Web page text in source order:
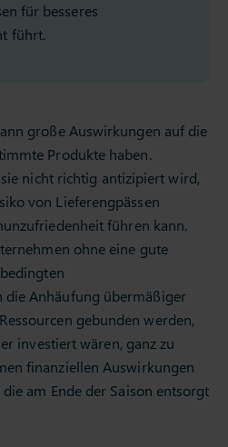
für besseres
führt.
große Auswirkungen auf die
Produkte haben.
nicht richtig antizipiert wird,
von Lieferengpässen
führen kann.
ohne eine gute
die Anhäufung übermäßiger
gebunden werden,
investiert wären, ganz zu
finanziellen Auswirkungen
am Ende der Saison entsorgt